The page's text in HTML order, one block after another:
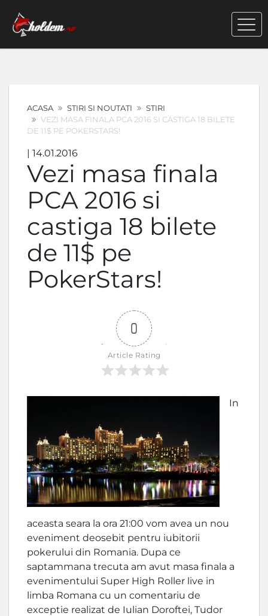
ACASA STIRI SI NOUTATI
STIRI
VEZI MASA FINALA PCA 2016 SI CASTIGA 18 BILETE
DE 11$ PE POKERSTARS!
| 14.01.2016
Vezi masa finala
PCA 2016 si
castiga 18 bilete
de 11$ pe
PokerStars!
0
Article Rating
In
aceasta seara la ora 21:00 vom avea un nou
eveniment deosebit pentru iubitorii
pokerului din Romania. Dupa ce
saptammana trecuta am avut masa finala a
evenimentului Super High Roller live in
limba Romana cu un comentariu de
exceptie realizat de Iulian Doroftei, Tudor